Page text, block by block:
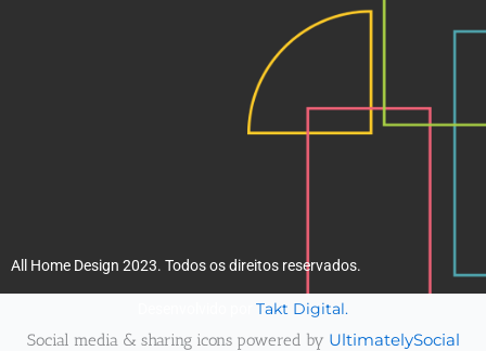
All Home Design 2023. Todos os direitos reservados.
Takt Digital.
Social media & sharing icons powered by UltimatelySocial